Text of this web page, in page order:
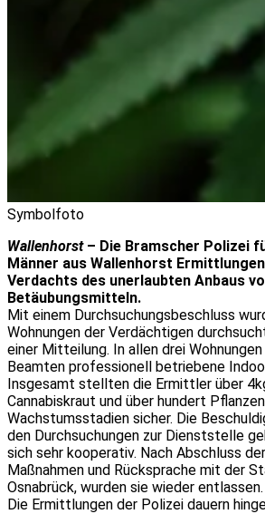
Symbolfoto
Wallenhorst– Die Bramscher Polizei
Männer aus Wallenhorst
Verdachts des unerlaubten Anbaus
Betäubungsmitteln.
Mit einem Durchsuchungsbeschluss
Wohnungen der Verdächtigen
einer Mitteilung. In allen drei
Beamten professionell betriebene
Insgesamt stellten die Ermittler über
Cannabiskraut und über hundert
Wachstumsstadien sicher. Die
den Durchsuchungen zur Dienststelle
sich sehr kooperativ. Nach Abschluss
Maßnahmen und Rücksprache mit der
Osnabrück, wurden sie wieder entlassen.
Die Ermittlungen der Polizei dauern